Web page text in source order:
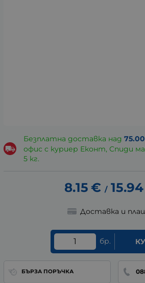
Безплатна доставка над 75.00
офис с куриер Еконт, Спиди
5 кг.
8.15 € / 15.94
Доставка и
бр.
БЪРЗА ПОРЪЧКА